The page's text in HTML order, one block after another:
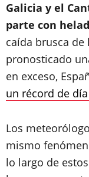
Galicia y el
parte con
caída brusca de
pronosticado
en exceso,
un récord de
Los
mismo
lo largo de